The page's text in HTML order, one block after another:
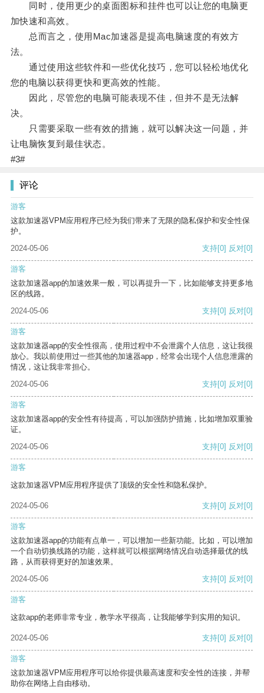
同时，使用更少的桌面图标和挂件也可以让您的电脑更
加快速和高效。
总而言之，使用Mac加速器是提高电脑速度的有效方
法。
通过使用这些软件和一些优化技巧，您可以轻松地优化
您的电脑以获得更快和更高效的性能。
因此，尽管您的电脑可能表现不佳，但并不是无法解
决。
只需要采取一些有效的措施，就可以解决这一问题，并
让电脑恢复到最佳状态。
#3#
评论
游客
这款加速器VPM应用程序已经为我们带来了无限的隐私保护和安全性保
护。
2024-05-06
支持[0] 反对[0]
游客
这款加速器app的加速效果一般，可以再提升一下，比如能够支持更多地
区的线路。
2024-05-06
支持[0] 反对[0]
游客
这款加速器app的安全性很高，使用过程中不会泄露个人信息，这让我很
放心。我以前使用过一些其他的加速器app，经常会出现个人信息泄露的
情况，这让我非常担心。
2024-05-06
支持[0] 反对[0]
游客
这款加速器app的安全性有待提高，可以加强防护措施，比如增加双重验
证。
2024-05-06
支持[0] 反对[0]
游客
这款加速器VPM应用程序提供了顶级的安全性和隐私保护。
2024-05-06 支持[0] 反对[0]
游客
这款加速器app的功能有点单一，可以增加一些新功能。比如，可以增加
一个自动切换线路的功能，这样就可以根据网络情况自动选择最优的线
路，从而获得更好的加速效果。
2024-05-06
支持[0] 反对[0]
游客
这款app的老师非常专业，教学水平很高，让我能够学到实用的知识。
2024-05-06 支持[0] 反对[0]
游客
这款加速器VPM应用程序可以给你提供最高速度和安全性的连接，并帮
助你在网络上自由移动。